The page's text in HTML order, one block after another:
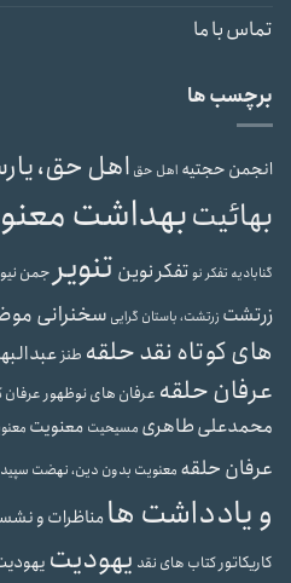
تماس با ما
برچسب ها
انجمن حجتیه اهل حق اهل حق،
بهائیتبهداشت
گنابادیه تفکر نوتفکر نوین تنویر جمن
زرتشت زرتشت، باستان گرایی سخنرانی
های کوتاه نقد حلقه طنز
عرفان حلقه عرفان های نوظهور
محمدعلی طاهری مسیحیت معنویت
عرفان حلقه معنویت بدون دین، نهضت سپید
و یادداشت هامناظرات و
کاریکاتورکتاب های نقد یهودیت